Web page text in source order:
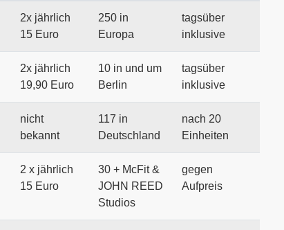
2x jährlich
15 Euro
250 in
Europa
tagsüber
inklusive
2x jährlich
19,90 Euro
10 in und um
Berlin
tagsüber
inklusive
nicht
bekannt
117 in
Deutschland
nach 20
Einheiten
2 x jährlich
15 Euro
30 + McFit &
JOHN REED
Studios
gegen
Aufpreis